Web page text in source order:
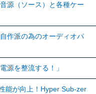
源（ソース）と各種ケー
作派の為のオーディオパ
を整流する！」
能が向上！Hyper Sub-zer